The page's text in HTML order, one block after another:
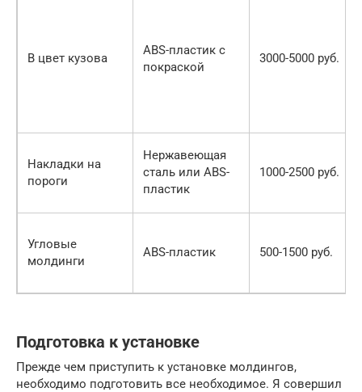
В цвет кузова
ABS-пластик с
покраской
3000-5000 руб.
Накладки на
пороги
Нержавеющая
сталь или ABS-
пластик
1000-2500 руб.
Угловые
молдинги
ABS-пластик 500-1500 руб.
Подготовка к установке
Прежде чем приступить к установке молдингов,
необходимо подготовить все необходимое. Я совершил